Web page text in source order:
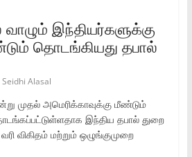
இந்தியர்களுக்கு
தொடங்கியது தபால்
Seidhi Alasal
முதல் அமெரிக்காவுக்கு மீண்டும்
இந்திய தபால் துறை
வரி விகிதம் மற்றும் ஒழுங்குமுறை